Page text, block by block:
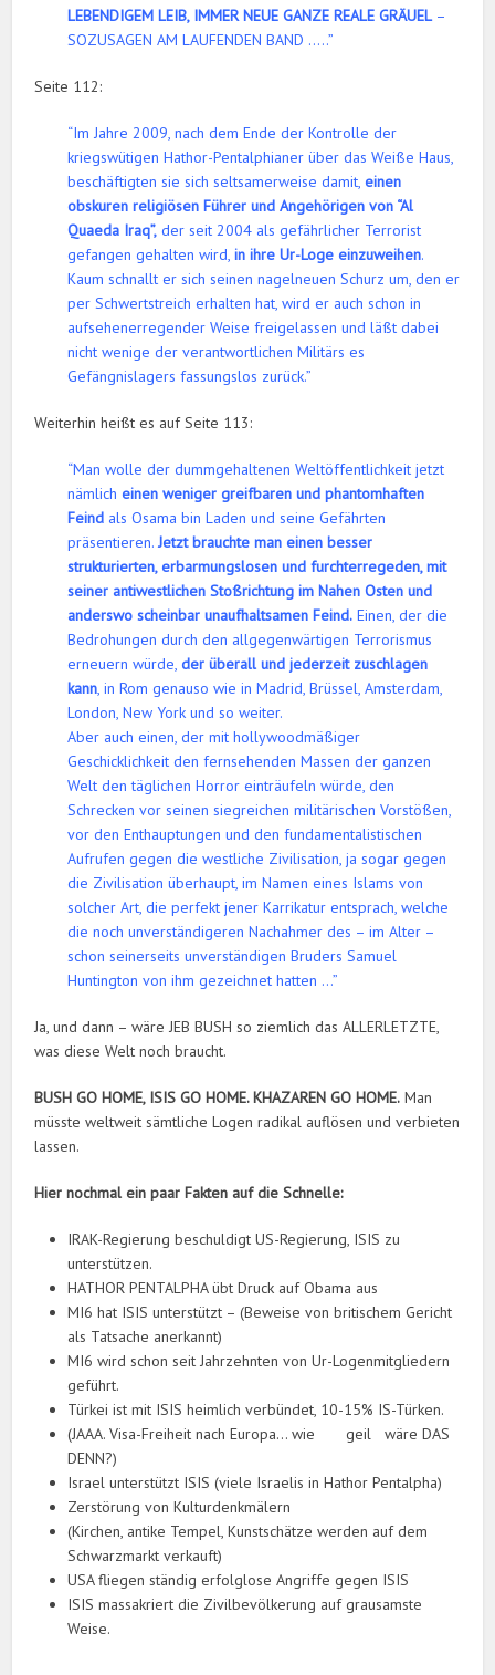
LEBENDIGEM LEIB, IMMER NEUE GANZE REALE GRÄUEL–
SOZUSAGEN AM LAUFENDEN BAND …..”
Seite 112:
“Im Jahre 2009, nach dem Ende der Kontrolle der
kriegswütigen Hathor-Pentalphianer über das Weiße Haus,
beschäftigten sie sich seltsamerweise damit,einen
obskuren religiösen Führer und Angehörigen von “Al
Quaeda Iraq”, der seit 2004 als gefährlicher Terrorist
gefangen gehalten wird,in ihre Ur-Loge einzuweihen.
Kaum schnallt er sich seinen nagelneuen Schurz um, den er
per Schwertstreich erhalten hat, wird er auch schon in
aufsehenerregender Weise freigelassen und läßt dabei
nicht wenige der verantwortlichen Militärs es
Gefängnislagers fassungslos zurück.”
Weiterhin heißt es auf Seite 113:
“Man wolle der dummgehaltenen Weltöffentlichkeit jetzt
nämlicheinen weniger greifbaren und phantomhaften
Feind als Osama bin Laden und seine Gefährten
präsentieren.Jetzt brauchte man einen besser
strukturierten, erbarmungslosen und furchterregeden, mit
seiner antiwestlichen Stoßrichtung im Nahen Osten und
anderswo scheinbar unaufhaltsamen Feind. Einen, der die
Bedrohungen durch den allgegenwärtigen Terrorismus
erneuern würde,der überall und jederzeit zuschlagen
kann, in Rom genauso wie in Madrid, Brüssel, Amsterdam,
London, New York und so weiter.
Aber auch einen, der mit hollywoodmäßiger
Geschicklichkeit den fernsehenden Massen der ganzen
Welt den täglichen Horror einträufeln würde, den
Schrecken vor seinen siegreichen militärischen Vorstößen,
vor den Enthauptungen und den fundamentalistischen
Aufrufen gegen die westliche Zivilisation, ja sogar gegen
die Zivilisation überhaupt, im Namen eines Islams von
solcher Art, die perfekt jener Karrikatur entsprach, welche
die noch unverständigeren Nachahmer des – im Alter –
schon seinerseits unverständigen Bruders Samuel
Huntington von ihm gezeichnet hatten …”
Ja, und dann – wäre JEB BUSH so ziemlich das ALLERLETZTE,
was diese Welt noch braucht.
BUSH GO HOME, ISIS GO HOME. KHAZAREN GO HOME. Man
müsste weltweit sämtliche Logen radikal auflösen und verbieten
lassen.
Hier nochmal ein paar Fakten auf die Schnelle:
IRAK-Regierung beschuldigt US-Regierung, ISIS zu
unterstützen.
HATHOR PENTALPHA übt Druck auf Obama aus
MI6 hat ISIS unterstützt – (Beweise von britischem Gericht
als Tatsache anerkannt)
MI6 wird schon seit Jahrzehnten von Ur-Logenmitgliedern
geführt.
Türkei ist mit ISIS heimlich verbündet, 10-15% IS-Türken.
(JAAA. Visa-Freiheit nach Europa… wie geil wäre DAS
DENN?)
Israel unterstützt ISIS (viele Israelis in Hathor Pentalpha)
Zerstörung von Kulturdenkmälern
(Kirchen, antike Tempel, Kunstschätze werden auf dem
Schwarzmarkt verkauft)
USA fliegen ständig erfolglose Angriffe gegen ISIS
ISIS massakriert die Zivilbevölkerung auf grausamste
Weise.